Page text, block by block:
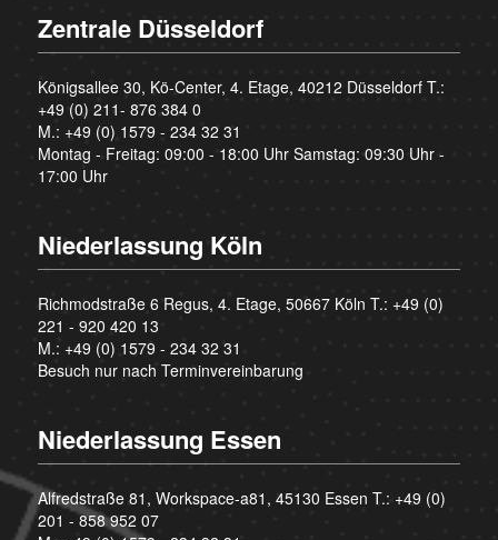
Zentrale Düsseldorf
Königsallee 30, Kö-Center, 4. Etage, 40212 Düsseldorf T.:
+49 (0) 211- 876 384 0
M.: +49 (0) 1579 - 234 32 31
Montag - Freitag: 09:00 - 18:00 Uhr Samstag: 09:30 Uhr -
17:00 Uhr
Niederlassung Köln
Richmodstraße 6 Regus, 4. Etage, 50667 Köln T.: +49 (0)
221 - 920 420 13
M.: +49 (0) 1579 - 234 32 31
Besuch nur nach Terminvereinbarung
Niederlassung Essen
Alfredstraße 81, Workspace-a81, 45130 Essen T.: +49 (0)
201 - 858 952 07